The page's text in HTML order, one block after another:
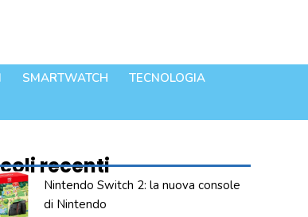
SMARTWATCH
TECNOLOGIA
recenti
Nintendo Switch 2: la nuova console
di Nintendo